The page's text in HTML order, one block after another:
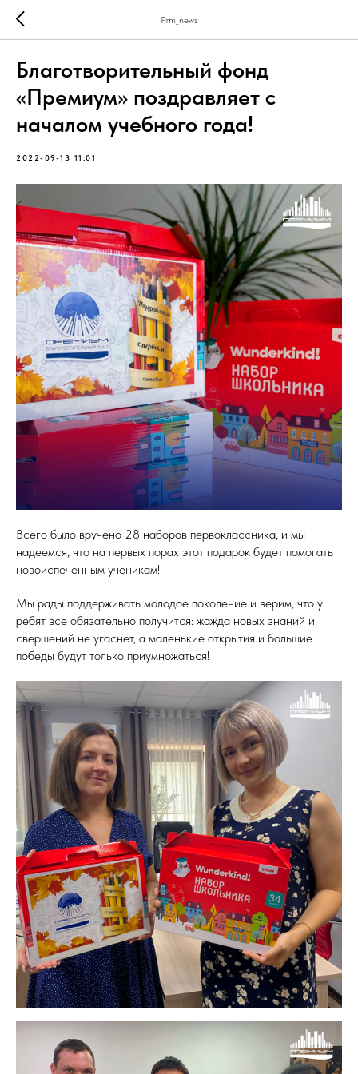
Prm_news
Благотворительный фонд
«Премиум» поздравляет с
началом учебного года!
2022-09-13 11:01
Всего было вручено 28 наборов первоклассника, и мы
надеемся, что на первых порах этот подарок будет помогать
новоиспеченным ученикам!
Мы рады поддерживать молодое поколение и верим, что у
ребят все обязательно получится: жажда новых знаний и
свершений не угаснет, а маленькие открытия и большие
победы будут только приумножаться!